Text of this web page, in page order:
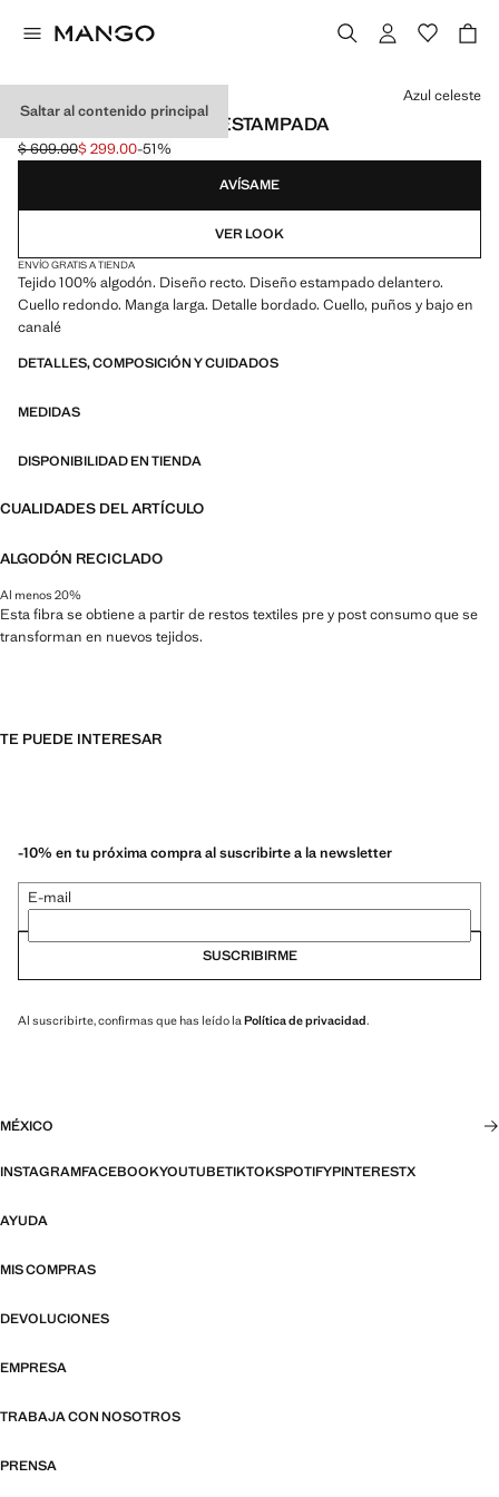
Saltar al contenido principal
SUDADERA BORDADA ESTAMPADA
Precio inicial tachado [$ 609.00 ]
$ 609.00
Precio actual [$ 299.00 ]
$ 299.00-51%
Selecciona un color
Azul celeste
AVÍSAME
VER LOOK
ENVÍO GRATIS A TIENDA
Tejido 100% algodón. Diseño recto. Diseño estampado delantero.
Cuello redondo. Manga larga. Detalle bordado. Cuello, puños y bajo en
canalé
DETALLES, COMPOSICIÓN Y CUIDADOS
MEDIDAS
DISPONIBILIDAD EN TIENDA
CUALIDADES DEL ARTÍCULO
ALGODÓN RECICLADO
Al menos 20%
Esta fibra se obtiene a partir de restos textiles pre y post consumo que se
transforman en nuevos tejidos.
TE PUEDE INTERESAR
-10% en tu próxima compra al suscribirte a la newsletter
E-mail
SUSCRIBIRME
Al suscribirte, confirmas que has leído laPolítica de privacidad.
MÉXICO
INSTAGRAMFACEBOOKYOUTUBETIKTOKSPOTIFYPINTERESTX
AYUDA
MIS COMPRAS
DEVOLUCIONES
EMPRESA
TRABAJA CON NOSOTROS
PRENSA